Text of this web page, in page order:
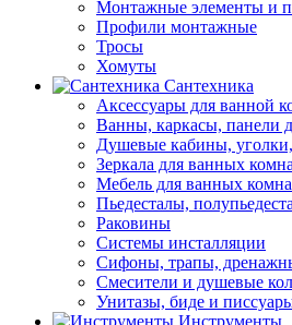
Монтажные элементы и
Профили монтажные
Тросы
Хомуты
Сантехника
Аксессуары для ванной
Ванны, каркасы, панели
Душевые кабины,
Зеркала для ванных
Мебель для ванных
Пьедесталы,
Раковины
Системы инсталляции
Сифоны, трапы,
Смесители и душевые
Унитазы, биде и
Инструменты